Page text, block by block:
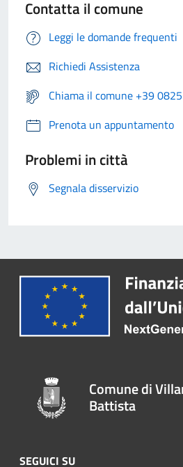
Contatta il comune
Leggi le domande frequenti
Richiedi Assistenza
Chiama il comune +39
Prenota un appuntamento
Problemi in città
Segnala disservizio
Comune di
Battista
SEGUICI SU